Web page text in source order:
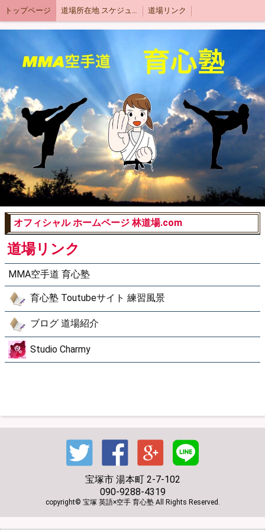
トップページ 道場所在地 スケジュール 道場リンク
オフィシャル ホームページ 林道場.com
道場リンク
MMA空手道 育心塾
育心塾 Toutubeサイト 練習風景
ブログ 道場紹介
Studio Charmy
宝塚市 湯本町 2-7-102
090-9288-4319
copyright© 宝塚 英語×空手 育心塾 All Rights Reserved.